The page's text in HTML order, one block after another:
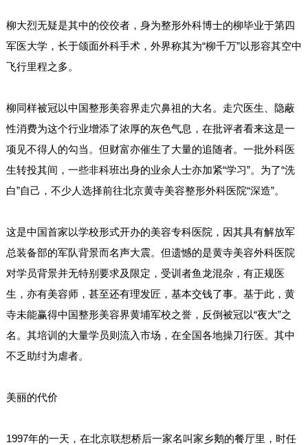
柳大烈无疑是其中的佼佼者，身为整形外科博士的柳毕业于第四
军医大学，长于颌面外科手术，外界称其为“柳千万”以形容其空中
飞行里程之多。
柳同样被冠以中国整形美容界走穴鼻祖的大名。走穴医生、隐蔽
性消费为这个行业增添了浓厚的灰色气息，在批评者看来这是一
项见不得人的勾当。但财富亦催生了大量的追随者。一批外科医
生转投其间，一些非科班出身的业余人士亦加紧“学习”。为了“洗
白”自己，不少人选择前往北京黄寺美容整形外科医院“深造”。
这是中国首家以学校形式开办的美容专科医院，因其具有解放军
总装备部的军队背景而名声大震。但遗憾的是黄寺美容外科医院
对学员背景并无特别要求及限定，受训者鱼龙混杂，有正规医
生，亦有美容师，甚至还有理发匠，基本交钱了事。基于此，黄
寺未能赢得中国整形美容界黄埔军校之誉，反倒被冠以“夜大”之
名。其培训的大量学员则流入市场，在全国各地操刀行医。其中
不乏助纣为虐者。
美丽的代价
1997年的一天，在北京联想桥后一家名叫家乡鹅的餐厅里，时任